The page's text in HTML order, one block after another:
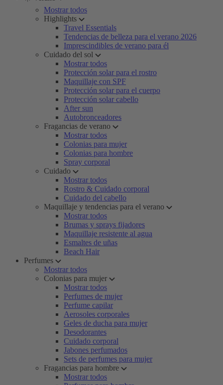
Mostrar todos
Highlights
Travel Essentials
Tendencias de belleza para el verano 2026
Imprescindibles de verano para él
Cuidado del sol
Mostrar todos
Protección solar para el rostro
Maquillaje con SPF
Protección solar para el cuerpo
Protección solar cabello
After sun
Autobronceadores
Fragancias de verano
Mostrar todos
Colonias para mujer
Colonias para hombre
Spray corporal
Cuidado
Mostrar todos
Rostro & Cuidado corporal
Cuidado del cabello
Maquillaje y tendencias para el verano
Mostrar todos
Brumas y sprays fijadores
Maquillaje resistente al agua
Esmaltes de uñas
Beach Hair
Perfumes
Mostrar todos
Colonias para mujer
Mostrar todos
Perfumes de mujer
Perfume capilar
Aerosoles corporales
Geles de ducha para mujer
Desodorantes
Cuidado corporal
Jabones perfumados
Sets de perfumes para mujer
Fragancias para hombre
Mostrar todos